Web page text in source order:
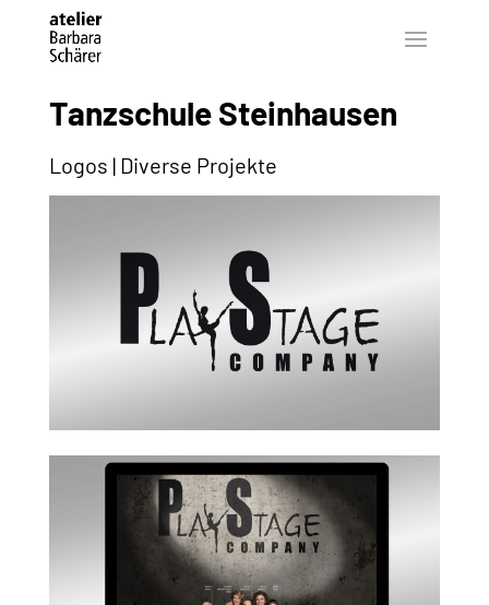
Tanzschule Steinhausen
Logos | Diverse Projekte